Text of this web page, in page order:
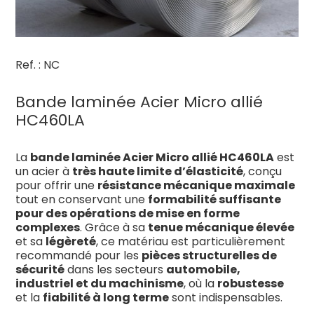
Ref. : NC
Bande laminée Acier Micro allié
HC460LA
La bande laminée Acier Micro allié HC460LAest
un acier à très haute limite d’élasticité, conçu
pour offrir une résistance mécanique maximale
tout en conservant une formabilité suffisante
pour des opérations de mise en forme
complexes. Grâce à sa tenue mécanique élevée
et sa légèreté, ce matériau est particulièrement
recommandé pour les pièces structurelles de
sécuritédans les secteurs automobile,
industriel et du machinisme, où la robustesse
et la fiabilité à long termesont indispensables.